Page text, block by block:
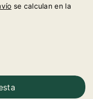
se calculan en la